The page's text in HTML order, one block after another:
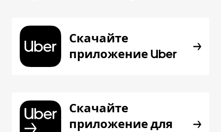
Скачайте
приложение Uber
Скачайте
приложение для